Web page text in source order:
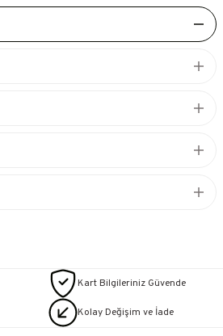
Kart Bilgileriniz Güvende
Kolay Değişim ve İade